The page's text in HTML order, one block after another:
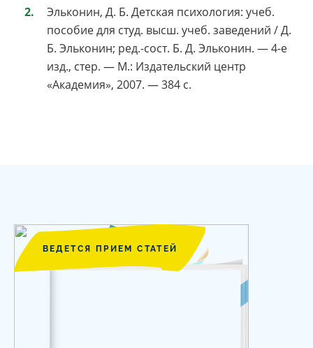
Эльконин, Д. Б. Детская психология: учеб.
пособие для студ. высш. учеб. заведений / Д.
Б. Эльконин; ред.-сост. Б. Д. Эльконин. — 4-е
изд., стер. — М.: Издательский центр
«Академия», 2007. — 384 с.
ВЕДЕТСЯ ПРИЕМ СТАТЕЙ